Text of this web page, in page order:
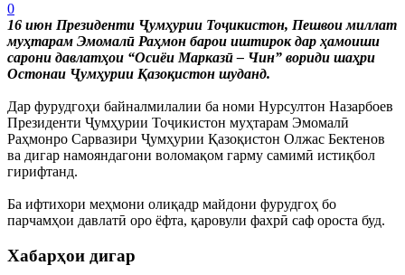
0
16 июн Президенти Ҷумҳурии Тоҷикистон, Пешвои миллат
муҳтарам Эмомалӣ Раҳмон барои иштирок дар ҳамоиши
сарони давлатҳои “Осиёи Марказӣ – Чин” вориди шаҳри
Остонаи Ҷумҳурии Қазоқистон шуданд.
Дар фурудгоҳи байналмилалии ба номи Нурсултон Назарбоев
Президенти Ҷумҳурии Тоҷикистон муҳтарам Эмомалӣ
Раҳмонро Сарвазири Ҷумҳурии Қазоқистон Олжас Бектенов
ва дигар намояндагони воломақом гарму самимӣ истиқбол
гирифтанд.
Ба ифтихори меҳмони олиқадр майдони фурудгоҳ бо
парчамҳои давлатӣ оро ёфта, қаровули фахрӣ саф ороста буд.
Хабарҳои дигар